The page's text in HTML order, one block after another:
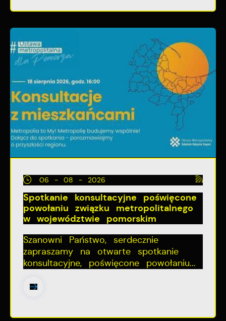
06 - 08 - 2026
Spotkanie konsultacyjne poświęcone
powołaniu związku metropolitalnego
w województwie pomorskim
Szanowni Państwo, serdecznie
zapraszamy na otwarte spotkanie
konsultacyjne, poświęcone powołaniu...